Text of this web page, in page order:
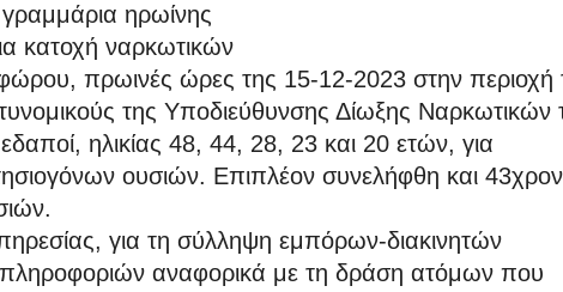
ηρωίνης
κατοχή ναρκωτικών
πρωινές ώρες της 15-12-2023 στην περιοχή
της Υποδιεύθυνσης Δίωξης Ναρκωτικών
ηλικίας 48, 44, 28, 23 και 20 ετών, για
ουσιών. Επιπλέον συνελήφθη και
για τη σύλληψη εμπόρων-διακινητών
πληροφοριών αναφορικά με τη δράση ατόμων που